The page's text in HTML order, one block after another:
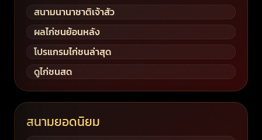
สนามนานาชาติเจ้าสัว
ผลไก่ชนย้อนหลัง
โปรแกรมไก่ชนล่าสุด
ดูไก่ชนสด
สนามยอดนิยม